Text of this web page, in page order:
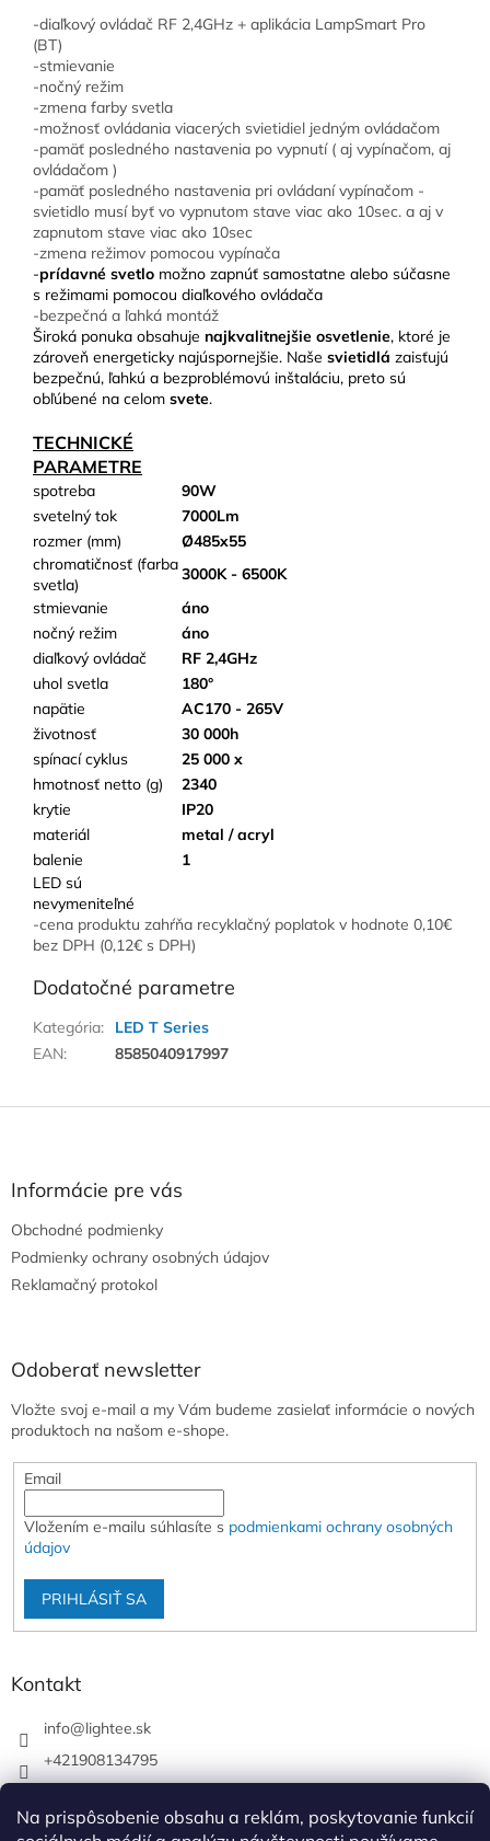
Na prispôsobenie obsahu a reklám, poskytovanie funkcií
-diaľkový ovládač RF 2,4GHz + aplikácia LampSmart Pro
(BT)
-stmievanie
-nočný režim
-zmena farby svetla
-možnosť ovládania viacerých svietidiel jedným ovládačom
-pamäť posledného nastavenia po vypnutí ( aj vypínačom, aj
ovládačom )
-pamäť posledného nastavenia pri ovládaní vypínačom -
svietidlo musí byť vo vypnutom stave viac ako 10sec. a aj v
zapnutom stave viac ako 10sec
-zmena režimov pomocou vypínača
-prídavné svetlo možno zapnúť samostatne alebo súčasne
s režimami pomocou diaľkového ovládača
-bezpečná a ľahká montáž
Široká ponuka obsahuje najkvalitnejšie osvetlenie, ktoré je
zároveň energeticky najúspornejšie. Naše svietidlá zaisťujú
bezpečnú, ľahkú a bezproblémovú inštaláciu, preto sú
obľúbené na celom svete.
TECHNICKÉ
PARAMETRE
spotreba
90W
svetelný tok
7000Lm
rozmer (mm)
Ø485x55
chromatičnosť (farba
svetla)
3000K - 6500K
stmievanie
áno
nočný režim
áno
diaľkový ovládač
RF 2,4GHz
uhol svetla
180°
napätie
AC170 - 265V
životnosť
30 000h
spínací cyklus
25 000 x
hmotnosť netto (g)
2340
krytie
IP20
materiál
metal / acryl
balenie
1
LED sú
nevymeniteľné
-cena produktu zahŕňa recyklačný poplatok v hodnote 0,10€
bez DPH (0,12€ s DPH)
Dodatočné parametre
Kategória:
LED T Series
EAN: 8585040917997
Informácie pre vás
Obchodné podmienky
Podmienky ochrany osobných údajov
Reklamačný protokol
Odoberať newsletter
Vložte svoj e-mail a my Vám budeme zasielať informácie o nových
produktoch na našom e-shope.
Email
Vložením e-mailu súhlasíte s podmienkami ochrany osobných
údajov
PRIHLÁSIŤ SA
Kontakt
info@lightee.sk
+421908134795
lightee.sk